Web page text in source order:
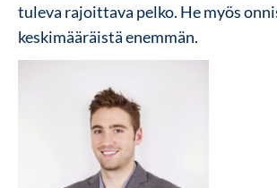
tuleva rajoittava pelko. He myös
keskimääräistä enemmän.